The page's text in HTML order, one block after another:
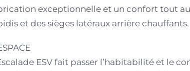
exceptionnelle et un confort tout
et des sièges latéraux arrière chauffants.
ESV fait passer l’habitabilité et le